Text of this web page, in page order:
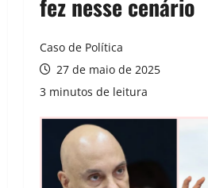
fez nesse cenário
Caso de Política
27 de maio de 2025
3 minutos de leitura